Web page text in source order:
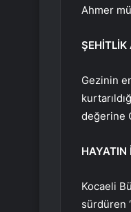
Ahmer
ŞEHİTLİK
Gezinin
değerine
HAYATIN
Kocaeli
sürdüren